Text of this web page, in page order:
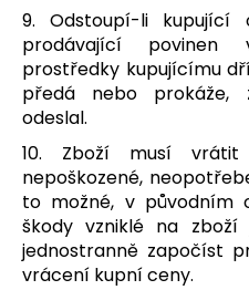
9. Odstoupí-li kupující
prodávající
prostředky kupujícímu
předá nebo prokáže,
odeslal.
10. Zboží musí vrátit
nepoškozené,
to možné, v původním
škody vzniklé na
jednostranně započíst
vrácení kupní ceny.